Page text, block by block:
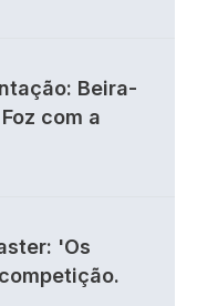
Beira-
com a
'Os